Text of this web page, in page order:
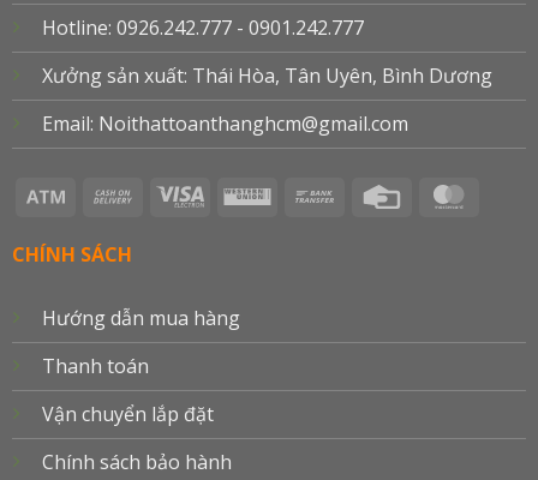
Hotline: 0926.242.777 - 0901.242.777
Xưởng sản xuất: Thái Hòa, Tân Uyên, Bình Dương
Email: Noithattoanthanghcm@gmail.com
Atm
Cash
Visa
Western
Bank
Credit
CHÍNH SÁCH
Hướng dẫn mua hàng
Thanh toán
Vận chuyển lắp đặt
Chính sách bảo hành